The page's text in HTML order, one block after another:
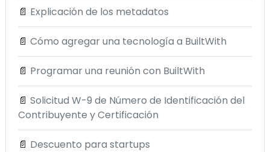
📄 Explicación de los metadatos
📄 Cómo agregar una tecnología a BuiltWith
📄 Programar una reunión con BuiltWith
📄 Solicitud W-9 de Número de Identificación del
Contribuyente y Certificación
📄 Descuento para startups